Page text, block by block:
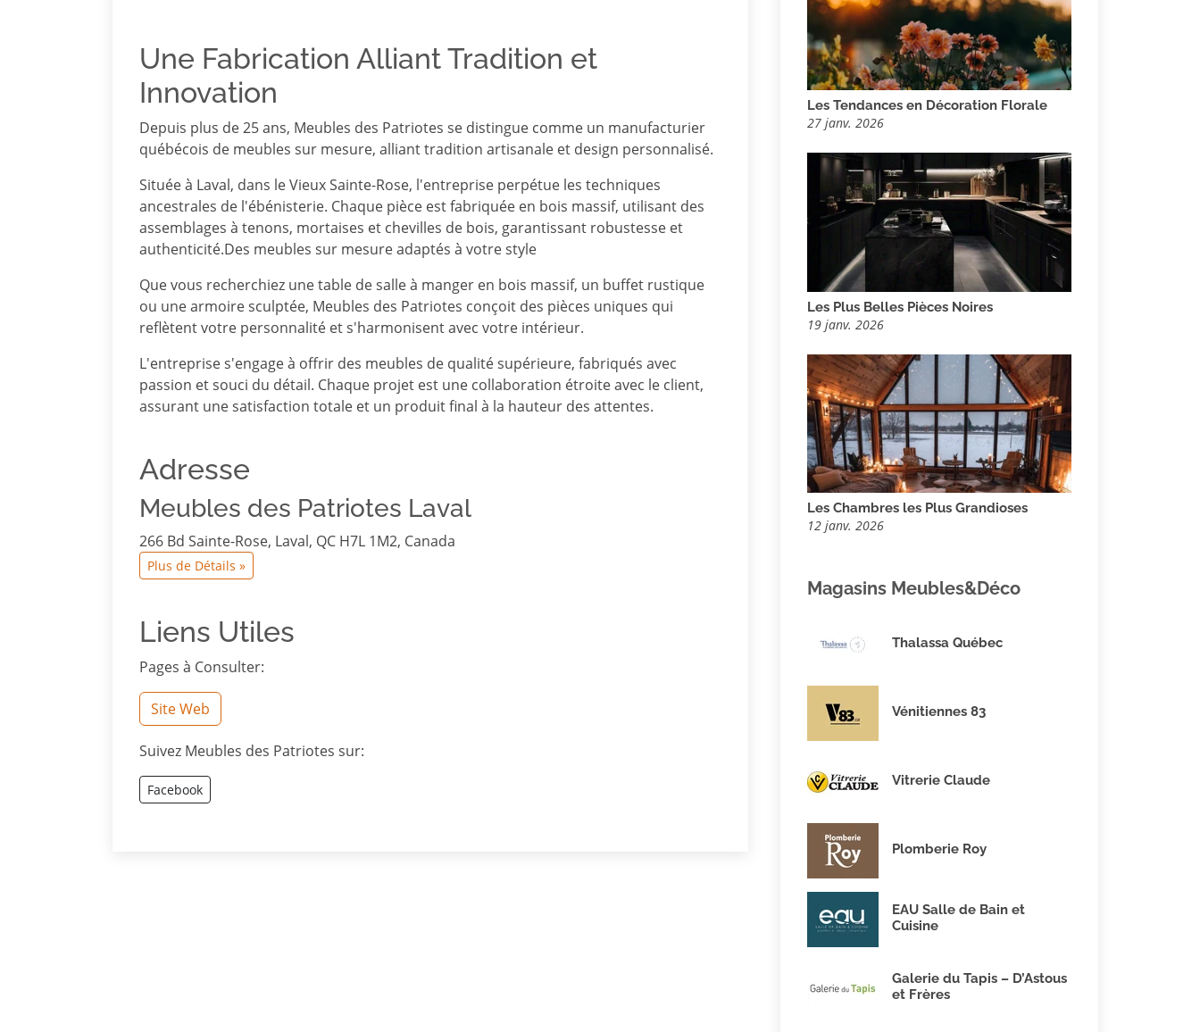
Une Fabrication Alliant Tradition et
Innovation
Depuis plus de 25 ans, Meubles des Patriotes se distingue comme un manufacturier
québécois de meubles sur mesure, alliant tradition artisanale et design personnalisé.
Située à Laval, dans le Vieux Sainte-Rose, l'entreprise perpétue les techniques
ancestrales de l'ébénisterie. Chaque pièce est fabriquée en bois massif, utilisant des
assemblages à tenons, mortaises et chevilles de bois, garantissant robustesse et
authenticité.Des meubles sur mesure adaptés à votre style
Que vous recherchiez une table de salle à manger en bois massif, un buffet rustique
ou une armoire sculptée, Meubles des Patriotes conçoit des pièces uniques qui
reflètent votre personnalité et s'harmonisent avec votre intérieur.
L'entreprise s'engage à offrir des meubles de qualité supérieure, fabriqués avec
passion et souci du détail. Chaque projet est une collaboration étroite avec le client,
assurant une satisfaction totale et un produit final à la hauteur des attentes.
Adresse
Meubles des Patriotes Laval
266 Bd Sainte-Rose, Laval, QC H7L 1M2, Canada
Plus de Détails »
Liens Utiles
Pages à Consulter:
Site Web
Suivez Meubles des Patriotes sur:
Facebook
Les Tendances en Décoration Florale
27 janv. 2026
Les Plus Belles Pièces Noires
19 janv. 2026
Les Chambres les Plus Grandioses
12 janv. 2026
Magasins Meubles&Déco
Thalassa Québec
Vénitiennes 83
Vitrerie Claude
Plomberie Roy
EAU Salle de Bain et
Cuisine
Galerie du Tapis – D’Astous
et Frères